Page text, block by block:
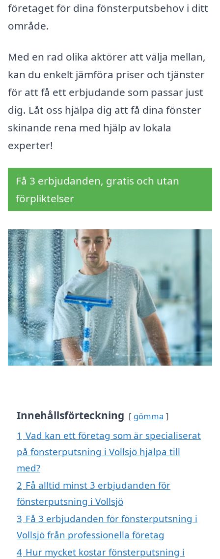
företaget för dina fönsterputsbehov i ditt
område.
Med en rad olika aktörer att välja mellan,
kan du enkelt jämföra priser och tjänster
för att få ett erbjudande som passar just
dig. Låt oss hjälpa dig att få dina fönster
skinande rena med hjälp av lokala
experter!
Få 3 erbjudanden, gratis och utan
förpliktelser
Innehållsförteckning gömma
1 Vad kan ett företag som är specialiserat
på fönsterputsning i Vollsjö hjälpa till
med?
2 Få alltid minst 3 erbjudanden för
fönsterputsning i Vollsjö
3 Få 3 erbjudanden för fönsterputsning i
Vollsjö från professionella företag
4 Hur mycket kostar fönsterputsning i